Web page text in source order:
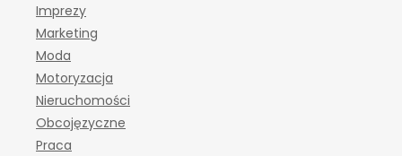
Imprezy
Marketing
Moda
Motoryzacja
Nieruchomości
Obcojęzyczne
Praca